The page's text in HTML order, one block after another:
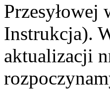
Instrukcja).
aktualizacji